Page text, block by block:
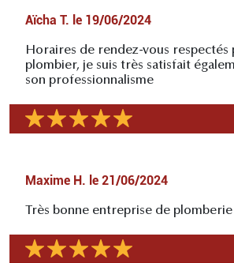
Aïcha T. le 19/06/2024
Horaires de rendez-vous respectés
plombier, je suis très satisfait
son professionnalisme
Maxime H. le 21/06/2024
Très bonne entreprise de plomberie